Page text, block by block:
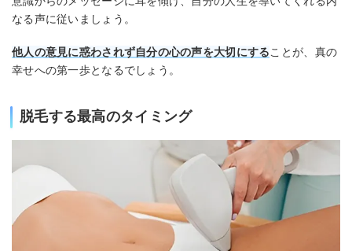
なる声に従いましょう。
他人の意見に惑わされず自分の心の声を大切にすることが、真の
幸せへの第一歩となるでしょう。
脱毛する最高のタイミング